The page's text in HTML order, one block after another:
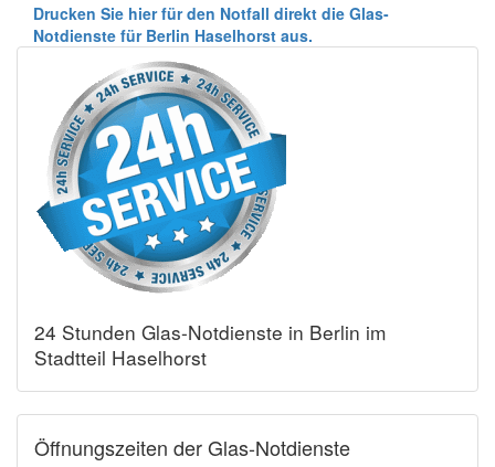
Drucken Sie hier für den Notfall direkt die Glas-
Notdienste für Berlin Haselhorst aus.
24 Stunden Glas-Notdienste in Berlin im
Stadtteil Haselhorst
Öffnungszeiten der Glas-Notdienste